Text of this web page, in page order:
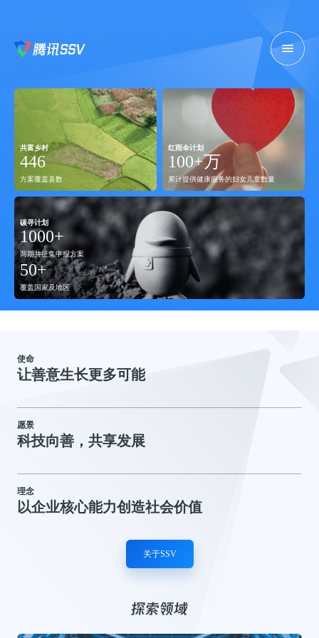
登录
首页
案例
精选案例
专家观点
行业标准
报告
S大会
关于SSV
共富乡村
446
方案覆盖县数
红雨伞计划
100+万
累计提供健康服务的妇女儿童数量
碳寻计划
1000+
两期共征集申报方案
50+
覆盖国家及地区
使命
让善意生长更多可能
愿景
科技向善，共享发展
理念
以企业核心能力创造社会价值
关于SSV
探索领域